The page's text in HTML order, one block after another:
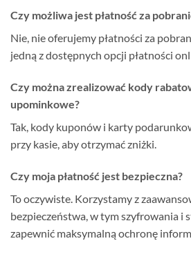
Czy możliwa jest płatność za
Nie, nie oferujemy płatności za
jedną z dostępnych opcji płatności
Czy można zrealizować kody
upominkowe?
Tak, kody kuponów i karty
przy kasie, aby otrzymać zniżki.
Czy moja płatność jest bezpieczna?
To oczywiste. Korzystamy z
bezpieczeństwa, w tym szyfrowania i
zapewnić maksymalną ochronę